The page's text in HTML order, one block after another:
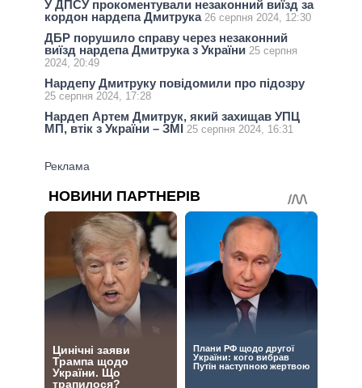
У ДПСУ прокоментували незаконний виїзд за
кордон нардепа Дмитрука 26 серпня 2024, 12:30
ДБР порушило справу через незаконний
виїзд нардепа Дмитрука з України 25 серпня
2024, 20:49
Нардепу Дмитруку повідомили про підозру
25 серпня 2024, 17:28
Нардеп Артем Дмитрук, який захищав УПЦ
МП, втік з України – ЗМІ 25 серпня 2024, 16:31